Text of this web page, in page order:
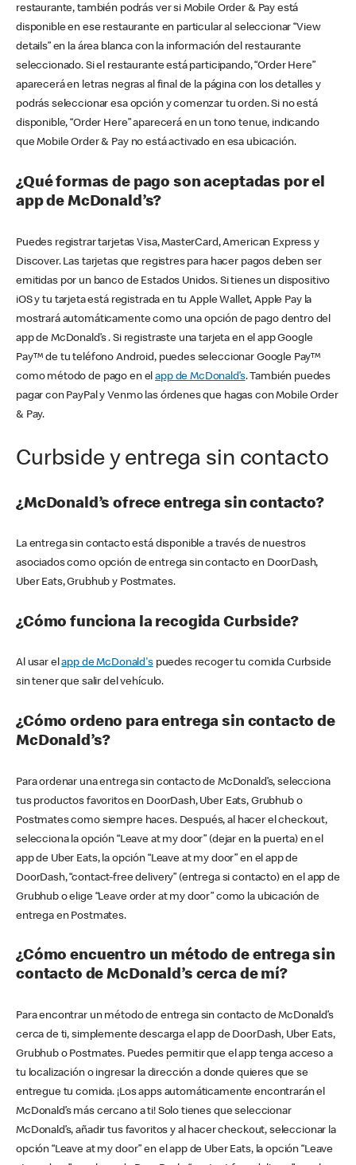
restaurante, también podrás ver si Mobile Order & Pay está
disponible en ese restaurante en particular al seleccionar “View
details” en la área blanca con la información del restaurante
seleccionado. Si el restaurante está participando, “Order Here”
aparecerá en letras negras al final de la página con los detalles y
podrás seleccionar esa opción y comenzar tu orden. Si no está
disponible, “Order Here” aparecerá en un tono tenue, indicando
que Mobile Order & Pay no está activado en esa ubicación.
¿Qué formas de pago son aceptadas por el
app de McDonald’s?
Puedes registrar tarjetas Visa, MasterCard, American Express y
Discover. Las tarjetas que registres para hacer pagos deben ser
emitidas por un banco de Estados Unidos. Si tienes un dispositivo
iOS y tu tarjeta está registrada en tu Apple Wallet, Apple Pay la
mostrará automáticamente como una opción de pago dentro del
app de McDonald’s . Si registraste una tarjeta en el app Google
Pay™ de tu teléfono Android, puedes seleccionar Google Pay™
como método de pago en elapp de McDonald’s. También puedes
pagar con PayPal y Venmo las órdenes que hagas con Mobile Order
& Pay.
Curbside y entrega sin contacto
¿McDonald’s ofrece entrega sin contacto?
La entrega sin contacto está disponible a través de nuestros
asociados como opción de entrega sin contacto en DoorDash,
Uber Eats, Grubhub y Postmates.
¿Cómo funciona la recogida Curbside?
Al usar elapp de McDonald'spuedes recoger tu comida Curbside
sin tener que salir del vehículo.
¿Cómo ordeno para entrega sin contacto de
McDonald’s?
Para ordenar una entrega sin contacto de McDonald’s, selecciona
tus productos favoritos en DoorDash, Uber Eats, Grubhub o
Postmates como siempre haces. Después, al hacer el checkout,
selecciona la opción “Leave at my door” (dejar en la puerta) en el
app de Uber Eats, la opción “Leave at my door” en el app de
DoorDash, “contact-free delivery” (entrega si contacto) en el app de
Grubhub o elige “Leave order at my door” como la ubicación de
entrega en Postmates.
¿Cómo encuentro un método de entrega sin
contacto de McDonald’s cerca de mí?
Para encontrar un método de entrega sin contacto de McDonald’s
cerca de ti, simplemente descarga el app de DoorDash, Uber Eats,
Grubhub o Postmates. Puedes permitir que el app tenga acceso a
tu localización o ingresar la dirección a donde quieres que se
entregue tu comida. ¡Los apps automáticamente encontrarán el
McDonald’s más cercano a ti! Solo tienes que seleccionar
McDonald’s, añadir tus favoritos y al hacer checkout, seleccionar la
opción “Leave at my door” en el app de Uber Eats, la opción “Leave